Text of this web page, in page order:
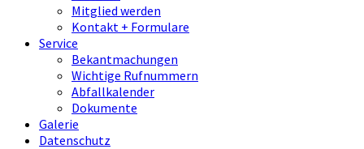
Mitglied werden
Kontakt + Formulare
Service
Bekantmachungen
Wichtige Rufnummern
Abfallkalender
Dokumente
Galerie
Datenschutz